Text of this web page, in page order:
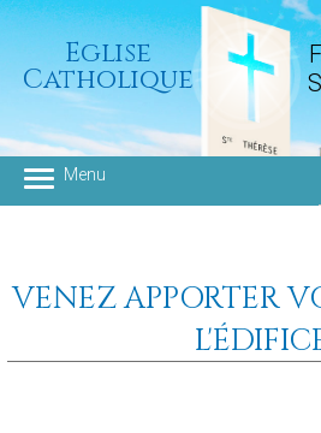
Eglise
Catholique
VENEZ APPORTER